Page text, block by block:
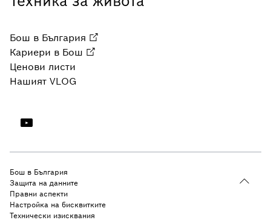
Бош в България
Кариери в Бош
Ценови листи
Нашият VLOG
Бош в България
Защита на данните
Правни аспекти
Настройка на бисквитките
Технически изисквания